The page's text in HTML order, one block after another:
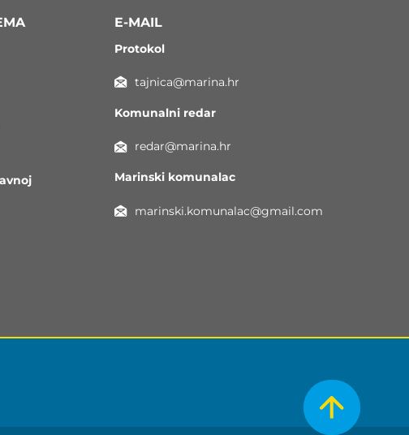
E-MAIL
Protokol
tajnica@marina.hr
Komunalni redar
redar@marina.hr
Marinski komunalac
marinski.komunalac@gmail.com